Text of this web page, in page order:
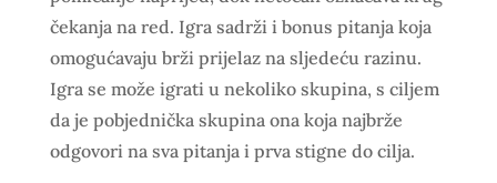
čekanja na red. Igra sadrži i bonus pitanja koja
omogućavaju brži prijelaz na sljedeću razinu.
Igra se može igrati u nekoliko skupina, s ciljem
da je pobjednička skupina ona koja najbrže
odgovori na sva pitanja i prva stigne do cilja.